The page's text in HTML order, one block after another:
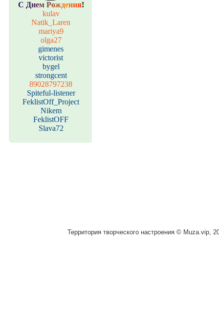
С Днем Рождения!
kulav
Natik_Laren
mariya9
olga27
gimenes
victorist
bygel
strongcent
89028797238
Spiteful-listener
FeklistOff_Project
Nikem
FeklistOFF
Slava72
Территория творческого настроения © Muza.vip,